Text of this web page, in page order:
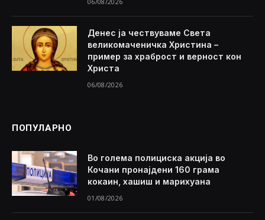
Денес ја чествуваме Света
великомаченичка Христина –
пример за храброст и верност кон
Христа
06/08/2026
ПОПУЛАРНО
Во голема полициска акција во
Кочани пронајдени 160 грама
кокаин, хашиш и марихуана
01/08/2026